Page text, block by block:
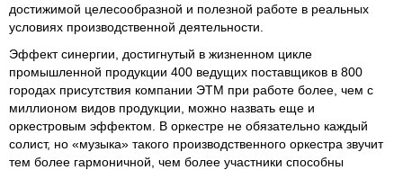
достижимой целесообразной и полезной работе в реальных
условиях производственной деятельности.
Эффект синергии, достигнутый в жизненном цикле
промышленной продукции 400 ведущих поставщиков в 800
городах присутствия компании ЭТМ при работе более, чем с
миллионом видов продукции, можно назвать еще и
оркестровым эффектом. В оркестре не обязательно каждый
солист, но «музыка» такого производственного оркестра звучит
тем более гармоничной, чем более участники способны